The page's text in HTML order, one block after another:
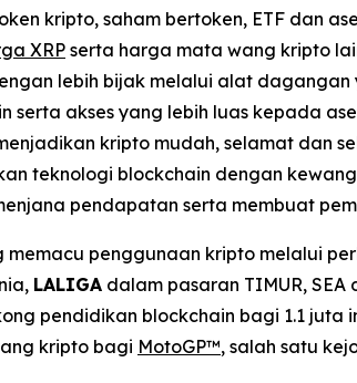
kripto, saham bertoken, ETF dan
XRPserta harga mata wang kripto
lebih bijak melalui alat dagangan
serta akses yang lebih luas kepada
kripto mudah, selamat dan
teknologi blockchain dengan
pendapatan serta membuat
memacu penggunaan kripto melalui
LALIGA dalam pasaran TIMUR,
pendidikan blockchain bagi 1.1
kripto bagi MotoGP™, salah satu